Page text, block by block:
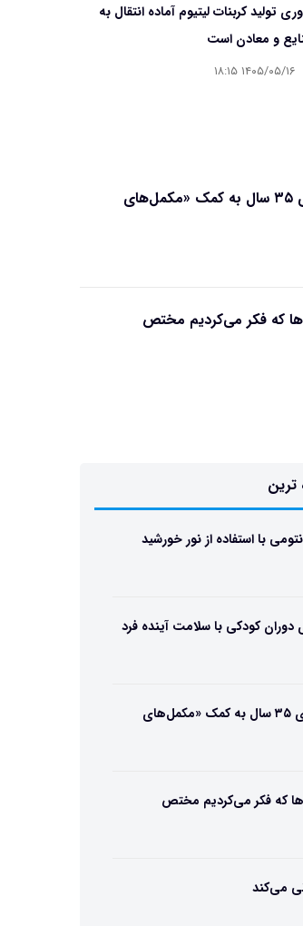
تولید کربنات لیتیوم آماده انتقال به
و معادن است
۱۴۰۵/۰۵/۱۶ ۱۸:۱۵
بهبود باروری زنان بالای ۳۵ سال به کمک «مکمل‌های
که فکر می‌کردیم مختص
ترین
با استفاده از نور خورشید
کودکی با سلامت آینده فرد
بهبود باروری زنان بالای ۳۵ سال به کمک «مکمل‌های
که فکر می‌کردیم مختص
می‌کند